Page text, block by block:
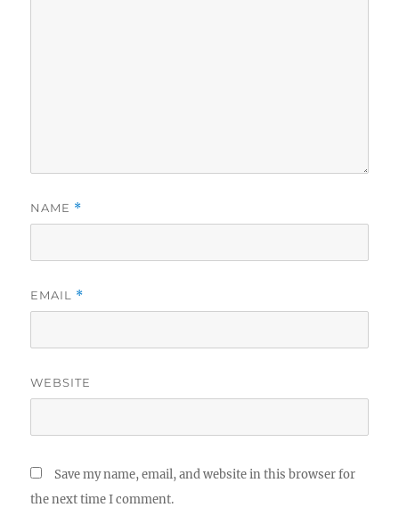
NAME *
EMAIL *
WEBSITE
Save my name, email, and website in this browser for
the next time I comment.